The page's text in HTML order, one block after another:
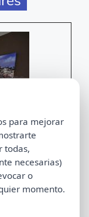
para mejorar
todas,
necesarias)
o
momento.
para mejorar
todas,
necesarias)
o
momento.